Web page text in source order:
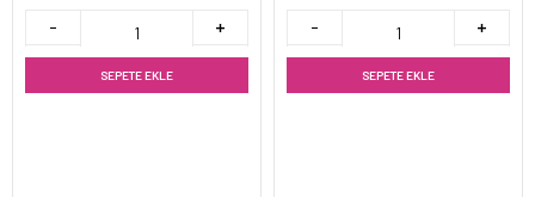
SEPETE EKLE SEPETE EKLE